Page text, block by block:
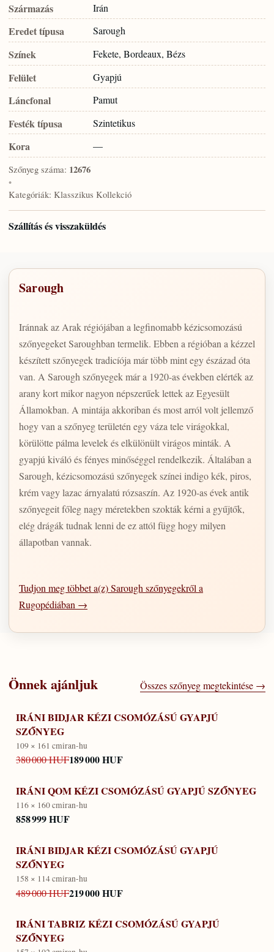
Származás Irán
Eredet típusa Sarough
Színek Fekete, Bordeaux, Bézs
Felület Gyapjú
Láncfonal Pamut
Festék típusa Szintetikus
Kora —
Szőnyeg száma: 12676
•
Kategóriák: Klasszikus Kollekció
Szállítás és visszaküldés
Sarough
Iránnak az Arak régiójában a legfinomabb kézicsomozású
szőnyegeket Saroughban termelik. Ebben a régióban a kézzel
készített szőnyegek tradicíója már több mint egy észázad óta
van. A Sarough szőnyegek már a 1920-as években elérték az
arany kort mikor nagyon népszerűek lettek az Egyesült
Államokban. A mintája akkoriban és most arról volt jellemző
hogy van a szőnyeg területén egy váza tele virágokkal,
körülötte pálma levelek és elkülönült virágos minták. A
gyapjú kiváló és fényes minőséggel rendelkezik. Általában a
Sarough, kézicsomozású szőnyegek színei indigo kék, piros,
krém vagy lazac árnyalatú rózsaszín. Az 1920-as évek antik
szőnyegeit főleg nagy méretekben szokták kérni a gyűjtők,
elég drágák tudnak lenni de ez attól függ hogy milyen
állapotban vannak.
Tudjon meg többet a(z) Sarough szőnyegekről a
Rugopédiában →
Önnek ajánljuk Összes szőnyeg megtekintése →
IRÁNI BIDJAR KÉZI CSOMÓZÁSÚ GYAPJÚ
SZŐNYEG
109 × 161 cmiran-hu
380 000 HUF189 000 HUF
IRÁNI QOM KÉZI CSOMÓZÁSÚ GYAPJÚ SZŐNYEG
116 × 160 cmiran-hu
858 999 HUF
IRÁNI BIDJAR KÉZI CSOMÓZÁSÚ GYAPJÚ
SZŐNYEG
158 × 114 cmiran-hu
489 000 HUF219 000 HUF
IRÁNI TABRIZ KÉZI CSOMÓZÁSÚ GYAPJÚ
SZŐNYEG